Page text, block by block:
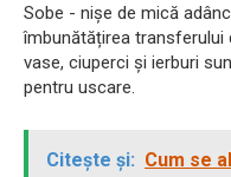
Sobe - nișe de mică
îmbunătățirea transferului
vase, ciuperci și ierburi
pentru uscare.
Citește și: Cum se